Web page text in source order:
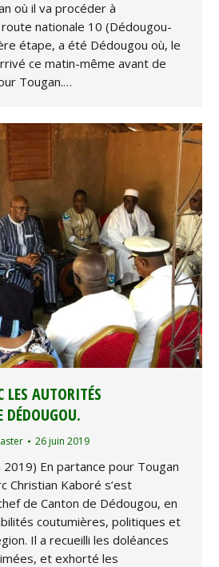
où il va procéder à
route nationale 10 (Dédougou-
étape, a été Dédougou où, le
ce matin-même avant de
Tougan.…
LES AUTORITÉS
DÉDOUGOU.
26 juin 2019
En partance pour Tougan
Christian Kaboré s’est
de Canton de Dédougou, en
coutumières, politiques et
Il a recueilli les doléances
et exhorté les